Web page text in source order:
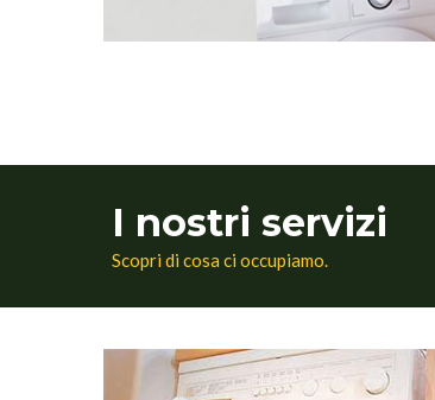
I nostri servizi
Scopri di cosa ci occupiamo.